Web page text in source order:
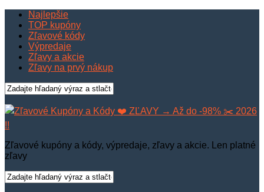
Najlepšie
TOP kupóny
Zľavové kódy
Výpredaje
Zľavy a akcie
Zľavy na prvý nákup
Zľavové kupóny a kódy, výpredaje, zľavy a akcie. Len platné
zľavy